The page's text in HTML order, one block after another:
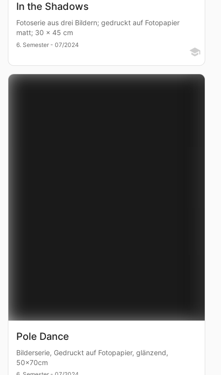
In the Shadows
Fotoserie aus drei Bildern; gedruckt auf Fotopapier
matt; 30 x 45 cm
6. Semester - 07/2024
Pole Dance
Bilderserie, Gedruckt auf Fotopapier, glänzend,
50x70cm